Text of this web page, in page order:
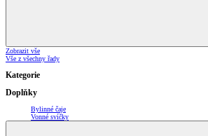
Zobrazit vše
Vše z všechny řady
Kategorie
Doplňky
Bylinné čaje
Vonné svíčky